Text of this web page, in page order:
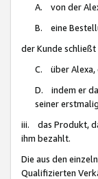
A. von der
B. eine
der Kunde
C. über Alexa,
D. indem er
seiner
iii. das Produkt,
ihm bezahlt.
Die aus den
Qualifizierten